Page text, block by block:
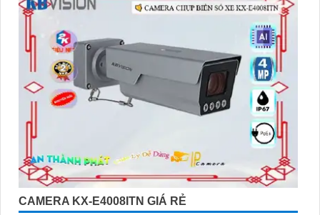
CAMERA KX-E4008ITN GIÁ RẺ